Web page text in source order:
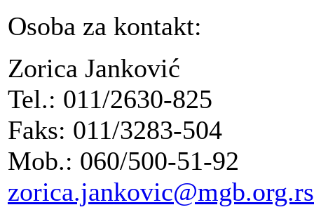
Osoba za kontakt:
Zorica Janković
Tel.: 011/2630-825
Faks: 011/3283-504
Mob.: 060/500-51-92
zorica.jankovic@mgb.org.rs